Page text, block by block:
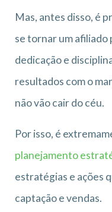
Mas, antes disso, é
se tornar um afiliado
dedicação e
resultados com o
não vão cair do céu.
Por isso, é
planejamento
estratégias e ações
captação e vendas.